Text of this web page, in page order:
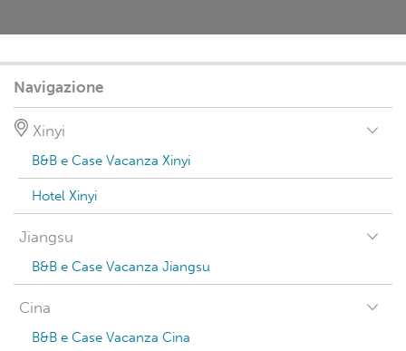
Navigazione
Xinyi
B&B e Case Vacanza Xinyi
Hotel Xinyi
Jiangsu
B&B e Case Vacanza Jiangsu
Cina
B&B e Case Vacanza Cina